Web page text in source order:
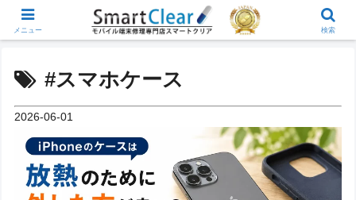
#スマホケース
2026-06-01
メニュー 検索